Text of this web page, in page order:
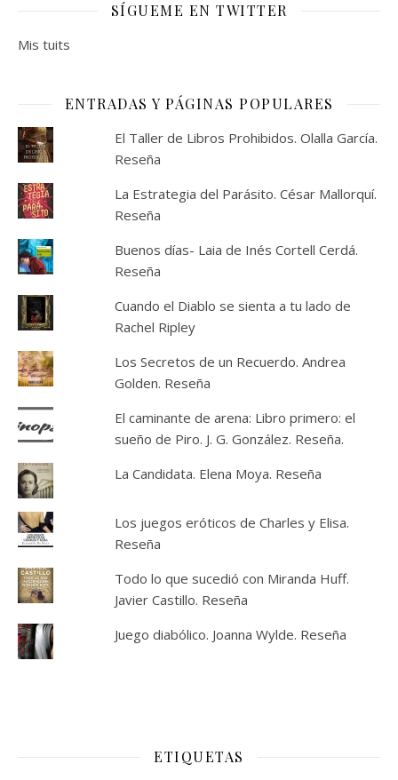
SÍGUEME EN TWITTER
Mis tuits
ENTRADAS Y PÁGINAS POPULARES
El Taller de Libros Prohibidos. Olalla García.
Reseña
La Estrategia del Parásito. César Mallorquí.
Reseña
Buenos días- Laia de Inés Cortell Cerdá.
Reseña
Cuando el Diablo se sienta a tu lado de
Rachel Ripley
Los Secretos de un Recuerdo. Andrea
Golden. Reseña
El caminante de arena: Libro primero: el
sueño de Piro. J. G. González. Reseña.
La Candidata. Elena Moya. Reseña
Los juegos eróticos de Charles y Elisa.
Reseña
Todo lo que sucedió con Miranda Huff.
Javier Castillo. Reseña
Juego diabólico. Joanna Wylde. Reseña
ETIQUETAS